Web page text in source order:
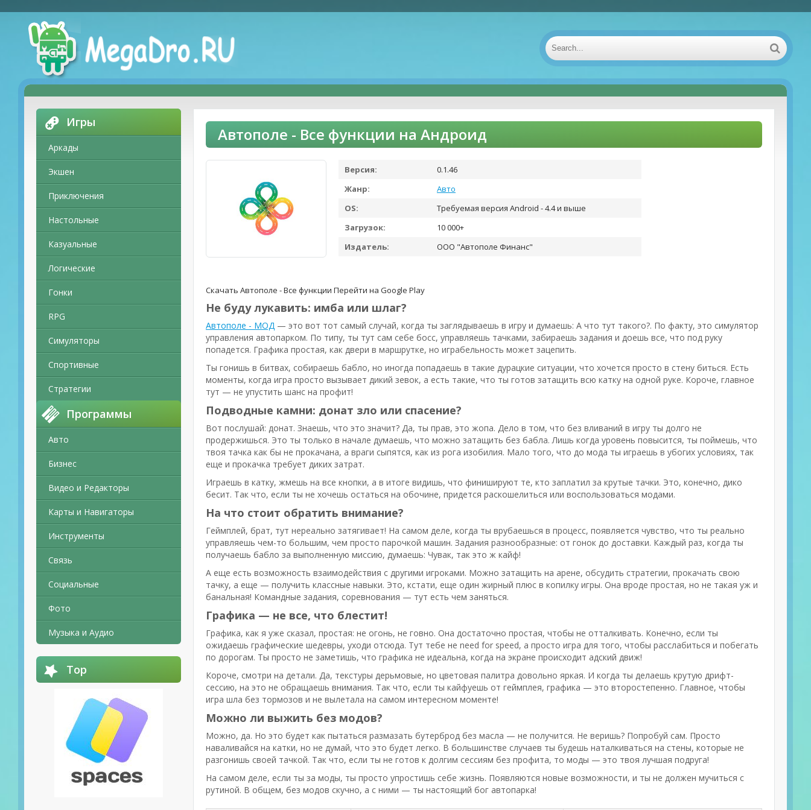
Игры
Аркады
Экшен
Приключения
Настольные
Казуальные
Логические
Гонки
RPG
Симуляторы
Спортивные
Стратегии
Программы
Авто
Бизнес
Видео и Редакторы
Карты и Навигаторы
Инструменты
Связь
Социальные
Фото
Музыка и Аудио
Top
Автополе - Все функции на Андроид
Версия:
0.1.46
Жанр:
Авто
OS:
Требуемая версия Android - 4.4 и выше
Загрузок:
10 000+
Издатель:
ООО "Автополе Финанс"
Скачать Автополе - Все функции Перейти на Google Play
Не буду лукавить: имба или шлаг?
Автополе - МОД — это вот тот самый случай, когда ты заглядываешь в игру и думаешь: А что тут такого?. По факту, это симулятор
управления автопарком. По типу, ты тут сам себе босс, управляешь тачками, забираешь задания и доешь все, что под руку
попадется. Графика простая, как двери в маршрутке, но играбельность может зацепить.
Ты гонишь в битвах, собираешь бабло, но иногда попадаешь в такие дурацкие ситуации, что хочется просто в стену биться. Есть
моменты, когда игра просто вызывает дикий зевок, а есть такие, что ты готов затащить всю катку на одной руке. Короче, главное
тут — не упустить шанс на профит!
Подводные камни: донат зло или спасение?
Вот послушай: донат. Знаешь, что это значит? Да, ты прав, это жопа. Дело в том, что без вливаний в игру ты долго не
продержишься. Это ты только в начале думаешь, что можно затащить без бабла. Лишь когда уровень повысится, ты поймешь, что
твоя тачка как бы не прокачана, а враги сыпятся, как из рога изобилия. Мало того, что до мода ты играешь в убогих условиях, так
еще и прокачка требует диких затрат.
Играешь в катку, жмешь на все кнопки, а в итоге видишь, что финишируют те, кто заплатил за крутые тачки. Это, конечно, дико
бесит. Так что, если ты не хочешь остаться на обочине, придется раскошелиться или воспользоваться модами.
На что стоит обратить внимание?
Геймплей, брат, тут нереально затягивает! На самом деле, когда ты врубаешься в процесс, появляется чувство, что ты реально
управляешь чем-то большим, чем просто парочкой машин. Задания разнообразные: от гонок до доставки. Каждый раз, когда ты
получаешь бабло за выполненную миссию, думаешь: Чувак, так это ж кайф!
А еще есть возможность взаимодействия с другими игроками. Можно затащить на арене, обсудить стратегии, прокачать свою
тачку, а еще — получить классные навыки. Это, кстати, еще один жирный плюс в копилку игры. Она вроде простая, но не такая уж и
банальная! Командные задания, соревнования — тут есть чем заняться.
Графика — не все, что блестит!
Графика, как я уже сказал, простая: не огонь, не говно. Она достаточно простая, чтобы не отталкивать. Конечно, если ты
ожидаешь графические шедевры, уходи отсюда. Тут тебе не need for speed, а просто игра для того, чтобы расслабиться и побегать
по дорогам. Ты просто не заметишь, что графика не идеальна, когда на экране происходит адский движ!
Короче, смотри на детали. Да, текстуры дерьмовые, но цветовая палитра довольно яркая. И когда ты делаешь крутую дрифт-
сессию, на это не обращаешь внимания. Так что, если ты кайфуешь от геймплея, графика — это второстепенно. Главное, чтобы
игра шла без тормозов и не вылетала на самом интересном моменте!
Можно ли выжить без модов?
Можно, да. Но это будет как пытаться размазать бутерброд без масла — не получится. Не веришь? Попробуй сам. Просто
наваливайся на катки, но не думай, что это будет легко. В большинстве случаев ты будешь наталкиваться на стены, которые не
разгонишь своей тачкой. Так что, если ты не готов к долгим сессиям без профита, то моды — это твоя лучшая подруга!
На самом деле, если ты за моды, ты просто упростишь себе жизнь. Появляются новые возможности, и ты не должен мучиться с
рутиной. В общем, без модов скучно, а с ними — ты настоящий бог автопарка!